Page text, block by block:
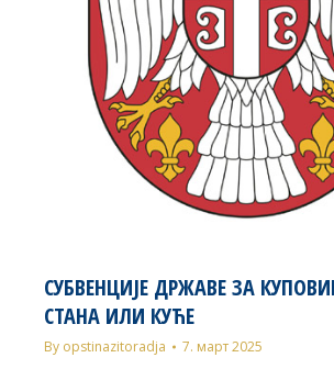
СУБВЕНЦИЈЕ ДРЖАВЕ ЗА
СТАНА ИЛИ КУЋЕ
By opstinazitoradja 7. март 2025